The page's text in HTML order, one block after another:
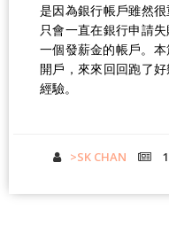
是因為銀行帳戶雖然
只會一直在銀行申請
一個發薪金的帳戶。
開戶，來來回回跑了
經驗。
>SK CHAN